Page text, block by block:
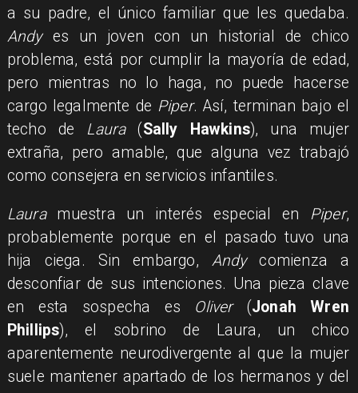
a su padre, el único familiar que les quedaba.
Andy es un joven con un historial de chico
problema, está por cumplir la mayoría de edad,
pero mientras no lo haga, no puede hacerse
cargo legalmente de Piper. Así, terminan bajo el
techo de Laura(Sally Hawkins), una mujer
extraña, pero amable, que alguna vez trabajó
como consejera en servicios infantiles.
Lauramuestra un interés especial en Piper,
probablemente porque en el pasado tuvo una
hija ciega. Sin embargo, Andycomienza a
desconfiar de sus intenciones. Una pieza clave
en esta sospecha es Oliver (Jonah Wren
Phillips), el sobrino de Laura, un chico
aparentemente neurodivergente al que la mujer
suele mantener apartado de los hermanos y del